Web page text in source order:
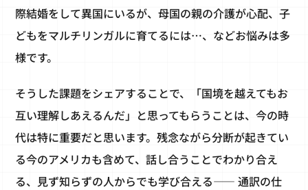
際結婚をして異国にいるが、母国の親の介護が心配、子
どもをマルチリンガルに育てるには…、などお悩みは多
様です。
そうした課題をシェアすることで、「国境を越えてもお
互い理解しあえるんだ」と思ってもらうことは、今の時
代は特に重要だと思います。残念ながら分断が起きてい
る今のアメリカも含めて、話し合うことでわかり合え
る、見ず知らずの人からでも学び合える―― 通訳の仕